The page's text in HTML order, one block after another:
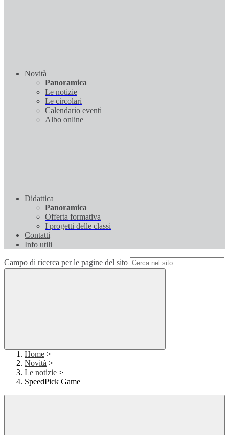
Novità
Panoramica
Le notizie
Le circolari
Calendario eventi
Albo online
Didattica
Panoramica
Offerta formativa
I progetti delle classi
Contatti
Info utili
Campo di ricerca per le pagine del sito
Home >
Novità >
Le notizie >
SpeedPick Game